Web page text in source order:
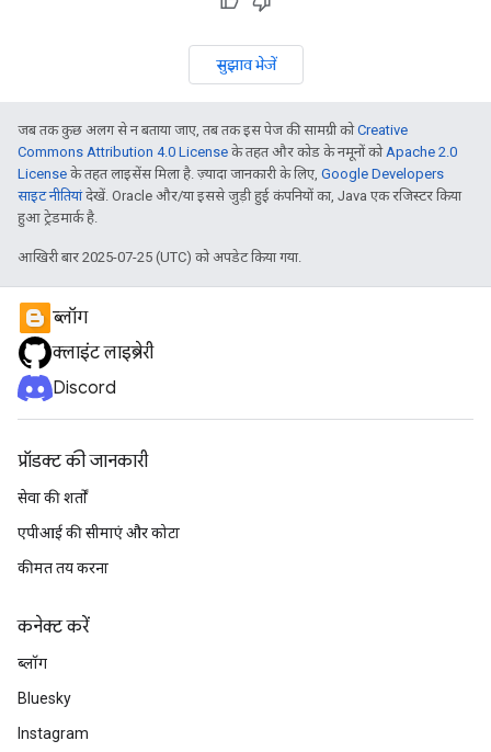
सुझाव भेजें
जब तक कुछ अलग से न बताया जाए, तब तक इस पेज की सामग्री कोCreative
Commons Attribution 4.0 License के तहत और कोड के नमूनों कोApache 2.0
License के तहत लाइसेंस मिला है. ज़्यादा जानकारी के लिए, Google Developers
साइट नीतियांदेखें. Oracle और/या इससे जुड़ी हुई कंपनियों का, Java एक रजिस्टर किया
हुआ ट्रेडमार्क है.
आखिरी बार 2025-07-25 (UTC) को अपडेट किया गया.
ब्लॉग
क्लाइंट लाइब्रेरी
Discord
प्रॉडक्ट की जानकारी
सेवा की शर्तों
एपीआई की सीमाएं और कोटा
कीमत तय करना
कनेक्ट करें
ब्लॉग
Bluesky
Instagram